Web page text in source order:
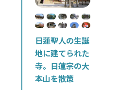
日蓮聖人の生誕
地に建てられた
寺。日蓮宗の大
本山を散策